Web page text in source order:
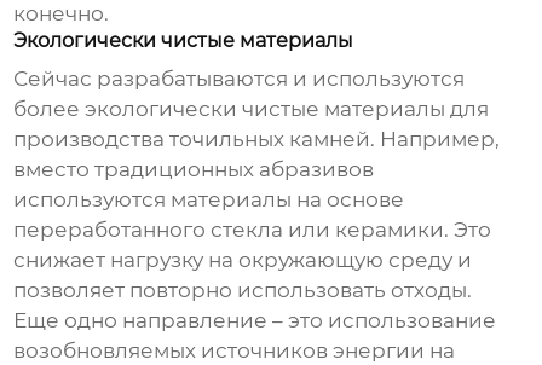
конечно.
Экологически чистые материалы
Сейчас разрабатываются и используются
более экологически чистые материалы для
производстваточильных камней. Например,
вместо традиционных абразивов
используются материалы на основе
переработанного стекла или керамики. Это
снижает нагрузку на окружающую среду и
позволяет повторно использовать отходы.
Еще одно направление – это использование
возобновляемых источников энергии на